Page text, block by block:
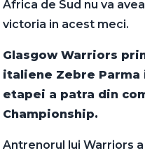
Africa de Sud nu va
victoria in acest meci.
Glasgow Warriors
italiene Zebre
etapei a patra din
Championship.
Antrenorul lui Warriors